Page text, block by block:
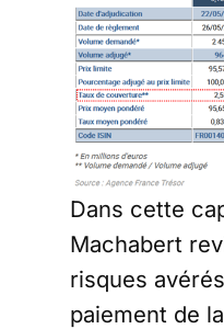
Dans cette
Machabert
risques
paiement de